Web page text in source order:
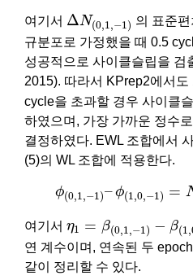
여기서 ΔN(0,1,−1)
Δ N( )
의 표준
규분포로 가정했을 때 0.5
성공적으로 사이클슬립을 검
2015). 따라서 KPrep2에서도
cycle을 초과할 경우 사이클
하였으며, 가장 가까운 정수
결정하였다. EWL 조합에서
(5)의 WL 조합에 적용한다.
ϕ(0,1,−1)–ϕ(1,0,−1) =
0 ϕ
여기서 η1 = β(0,1,−1) − β(1,
(0 β(
연 계수이며, 연속된 두
같이 정리할 수 있다.